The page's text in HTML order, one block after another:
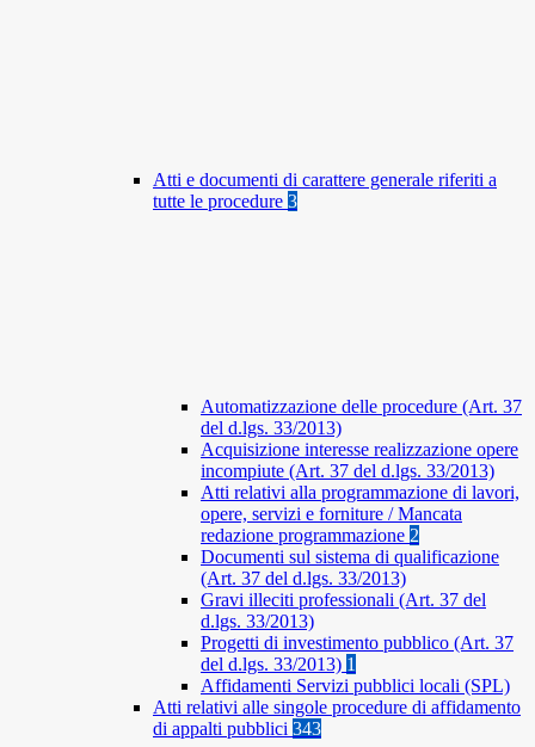
Atti e documenti di carattere generale riferiti a
tutte le procedure 3
Automatizzazione delle procedure (Art. 37
del d.lgs. 33/2013)
Acquisizione interesse realizzazione opere
incompiute (Art. 37 del d.lgs. 33/2013)
Atti relativi alla programmazione di lavori,
opere, servizi e forniture / Mancata
redazione programmazione 2
Documenti sul sistema di qualificazione
(Art. 37 del d.lgs. 33/2013)
Gravi illeciti professionali (Art. 37 del
d.lgs. 33/2013)
Progetti di investimento pubblico (Art. 37
del d.lgs. 33/2013) 1
Affidamenti Servizi pubblici locali (SPL)
Atti relativi alle singole procedure di affidamento
di appalti pubblici 343